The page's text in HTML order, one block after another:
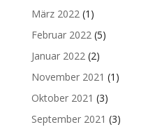
März 2022 (1)
Februar 2022 (5)
Januar 2022 (2)
November 2021 (1)
Oktober 2021 (3)
September 2021 (3)